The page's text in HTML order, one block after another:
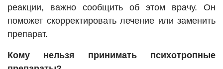
реакции, важно сообщить об этом врачу. Он
поможет скорректировать лечение или заменить
препарат.
Кому нельзя принимать психотропные